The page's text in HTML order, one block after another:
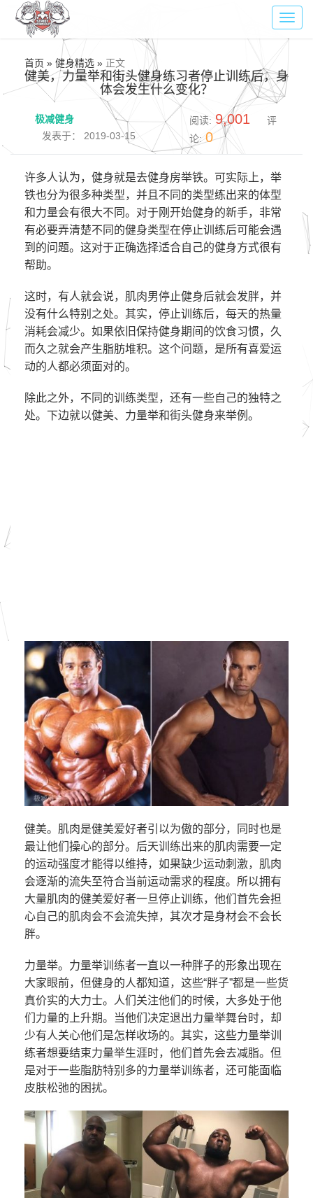
首页 » 健身精选 » 正文
健美，力量举和街头健身练习者停止训练后，身
体会发生什么变化？
极减健身
发表于： 2019-03-15
阅读: 9,001
评
论: 0
许多人认为，健身就是去健身房举铁。可实际上，举
铁也分为很多种类型，并且不同的类型练出来的体型
和力量会有很大不同。对于刚开始健身的新手，非常
有必要弄清楚不同的健身类型在停止训练后可能会遇
到的问题。这对于正确选择适合自己的健身方式很有
帮助。
这时，有人就会说，肌肉男停止健身后就会发胖，并
没有什么特别之处。其实，停止训练后，每天的热量
消耗会减少。如果依旧保持健身期间的饮食习惯，久
而久之就会产生脂肪堆积。这个问题，是所有喜爱运
动的人都必须面对的。
除此之外，不同的训练类型，还有一些自己的独特之
处。下边就以健美、力量举和街头健身来举例。
健美。肌肉是健美爱好者引以为傲的部分，同时也是
最让他们操心的部分。后天训练出来的肌肉需要一定
的运动强度才能得以维持，如果缺少运动刺激，肌肉
会逐渐的流失至符合当前运动需求的程度。所以拥有
大量肌肉的健美爱好者一旦停止训练，他们首先会担
心自己的肌肉会不会流失掉，其次才是身材会不会长
胖。
力量举。力量举训练者一直以一种胖子的形象出现在
大家眼前，但健身的人都知道，这些“胖子”都是一些货
真价实的大力士。人们关注他们的时候，大多处于他
们力量的上升期。当他们决定退出力量举舞台时，却
少有人关心他们是怎样收场的。其实，这些力量举训
练者想要结束力量举生涯时，他们首先会去减脂。但
是对于一些脂肪特别多的力量举训练者，还可能面临
皮肤松弛的困扰。